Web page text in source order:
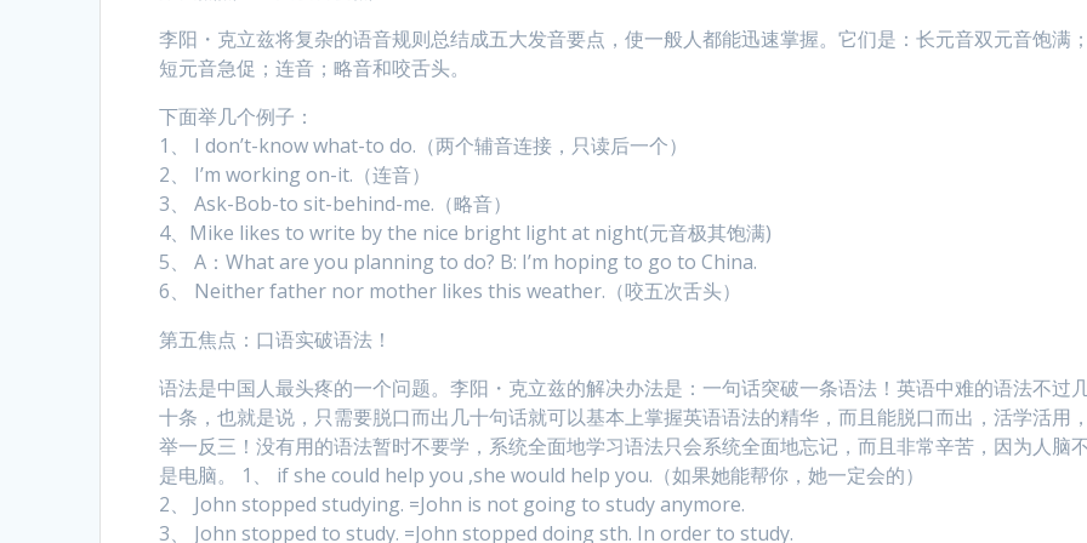
李阳・克立兹将复杂的语音规则总结成五大发音要点，使一般人都能迅速掌握。它们是：长元音双元音饱满；
短元音急促；连音；略音和咬舌头。
下面举几个例子：
1、 I don’t-know what-to do.（两个辅音连接，只读后一个）
2、 I’m working on-it.（连音）
3、 Ask-Bob-to sit-behind-me.（略音）
4、Mike likes to write by the nice bright light at night(元音极其饱满)
5、 A：What are you planning to do? B: I’m hoping to go to China.
6、 Neither father nor mother likes this weather.（咬五次舌头）
第五焦点：口语实破语法！
语法是中国人最头疼的一个问题。李阳・克立兹的解决办法是：一句话突破一条语法！英语中难的语法不过
十条，也就是说，只需要脱口而出几十句话就可以基本上掌握英语语法的精华，而且能脱口而出，活学活用，
举一反三！没有用的语法暂时不要学，系统全面地学习语法只会系统全面地忘记，而且非常辛苦，因为人脑
是电脑。 1、 if she could help you ,she would help you.（如果她能帮你，她一定会的）
2、 John stopped studying. =John is not going to study anymore.
3、 John stopped to study. =John stopped doing sth. In order to study.